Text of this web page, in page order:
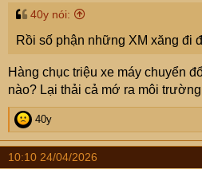
40y nói:
Rồi số phận những XM xăng đi
Hàng chục triệu xe máy chuyển
nào? Lại thải cả mớ ra môi trường
R
e
a
c
40y
10:10 24/04/2026